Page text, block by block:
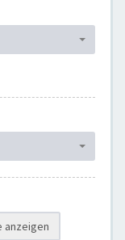
anzeigen